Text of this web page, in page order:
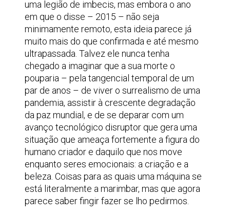
uma legião de imbecis, mas embora o ano
em que o disse – 2015 – não seja
minimamente remoto, esta ideia parece já
muito mais do que confirmada e até mesmo
ultrapassada. Talvez ele nunca tenha
chegado a imaginar que a sua morte o
pouparia – pela tangencial temporal de um
par de anos – de viver o surrealismo de uma
pandemia, assistir à crescente degradação
da paz mundial, e de se deparar com um
avanço tecnológico disruptor que gera uma
situação que ameaça fortemente a figura do
humano criador e daquilo que nos move
enquanto seres emocionais: a criação e a
beleza. Coisas para as quais uma máquina se
está literalmente a marimbar, mas que agora
parece saber fingir fazer se lho pedirmos.